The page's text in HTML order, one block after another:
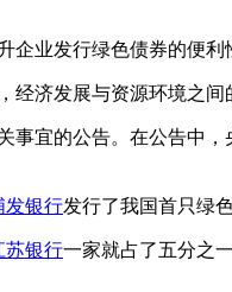
业发行绿色债券的便利
济发展与资源环境之间
宜的公告。在公告中
发银行发行了我国首只绿
苏银行一家就占了五分之